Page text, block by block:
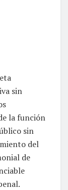
sin
la función
sin
del
de